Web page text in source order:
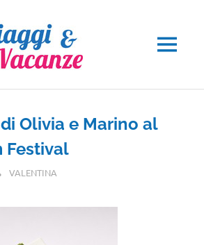
MENU
Olivia e Marino al
Festival
VALENTINA